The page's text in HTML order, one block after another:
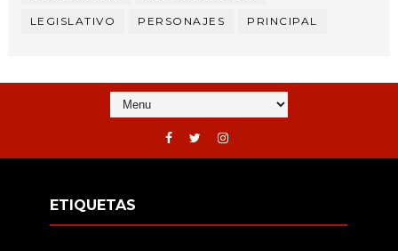
LEGISLATIVO PERSONAJES PRINCIPAL
ETIQUETAS